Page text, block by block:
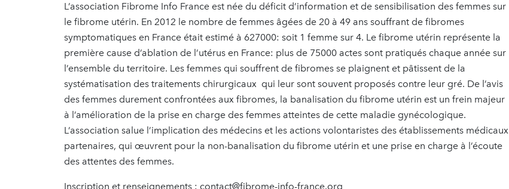
L’association Fibrome Info France est née du déficit d’information et de sensibilisation des femmes sur
le fibrome utérin. En 2012 le nombre de femmes âgées de 20 à 49 ans souffrant de fibromes
symptomatiques en France était estimé à 627000: soit 1 femme sur 4. Le fibrome utérin représente la
première cause d’ablation de l’utérus en France: plus de 75000 actes sont pratiqués chaque année sur
l’ensemble du territoire. Les femmes qui souffrent de fibromes se plaignent et pâtissent de la
systématisation des traitements chirurgicaux qui leur sont souvent proposés contre leur gré. De l’avis
des femmes durement confrontées aux fibromes, la banalisation du fibrome utérin est un frein majeur
à l’amélioration de la prise en charge des femmes atteintes de cette maladie gynécologique.
L’association salue l’implication des médecins et les actions volontaristes des établissements médicaux
partenaires, qui œuvrent pour la non-banalisation du fibrome utérin et une prise en charge à l’écoute
des attentes des femmes.
Inscription et renseignements : contact@fibrome-info-france.org